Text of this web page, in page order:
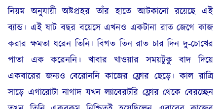
নিয়ম অনুযায়ী অষ্টপ্রহর তাঁর হাতে আটকানো রয়েছে এই
ব্যান্ড। এই ষাট বছর বয়েসে এখনও একটানা রাত জেগে কাজ
করার ক্ষমতা ধরেন তিনি। বিগত তিন রাত চার দিন দু-চোখের
পাতা এক করেননি। খাবার খাওয়ার সময়টুকু বাদ দিয়ে
একবারের জন্যও বেরোননি কাজের ফ্লোর ছেড়ে। কাল রাত্রি
সাড়ে এগারোটা নাগাদ যখন ল্যাবেরটরি ফ্লোর থেকে বেরচ্ছেন